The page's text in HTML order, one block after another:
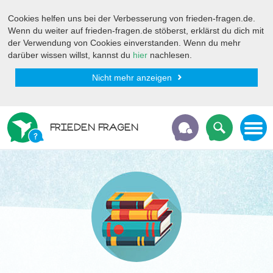
Cookies helfen uns bei der Verbesserung von frieden-fragen.de.
Wenn du weiter auf frieden-fragen.de stöberst, erklärst du dich mit
der Verwendung von Cookies einverstanden. Wenn du mehr
darüber wissen willst, kannst du hier nachlesen.
Nicht mehr anzeigen
FRIEDEN FRAGEN